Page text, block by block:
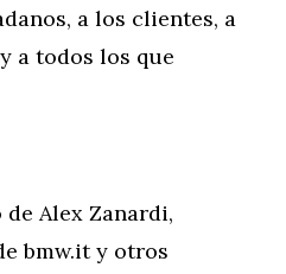
a los clientes, a
a todos los que
Alex Zanardi,
bmw.it y otros